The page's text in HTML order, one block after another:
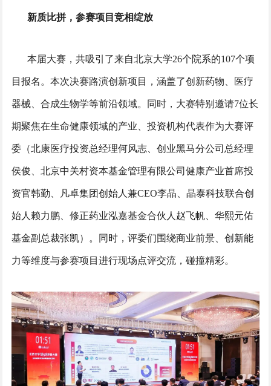
新质比拼，参赛项目竞相绽放
本届大赛，共吸引了来自北京大学26个院系的107个项
目报名。本次决赛路演创新项目，涵盖了创新药物、医疗
器械、合成生物学等前沿领域。同时，大赛特别邀请7位长
期聚焦在生命健康领域的产业、投资机构代表作为大赛评
委（北康医疗投资总经理何风志、创业黑马分公司总经理
侯俊、北京中关村资本基金管理有限公司健康产业首席投
资官韩勤、凡卓集团创始人兼CEO李晶、晶泰科技联合创
始人赖力鹏、修正药业泓嘉基金合伙人赵飞帆、华熙元佑
基金副总裁张凯）。同时，评委们围绕商业前景、创新能
力等维度与参赛项目进行现场点评交流，碰撞精彩。